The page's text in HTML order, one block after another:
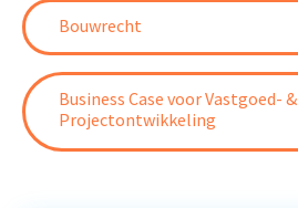
Bouwrecht
Business Case voor Vastgoed- &
Projectontwikkeling